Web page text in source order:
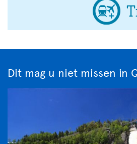
Dit mag u niet missen in